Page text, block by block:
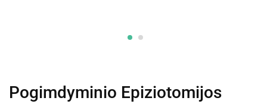
Pogimdyminio Epiziotomijos